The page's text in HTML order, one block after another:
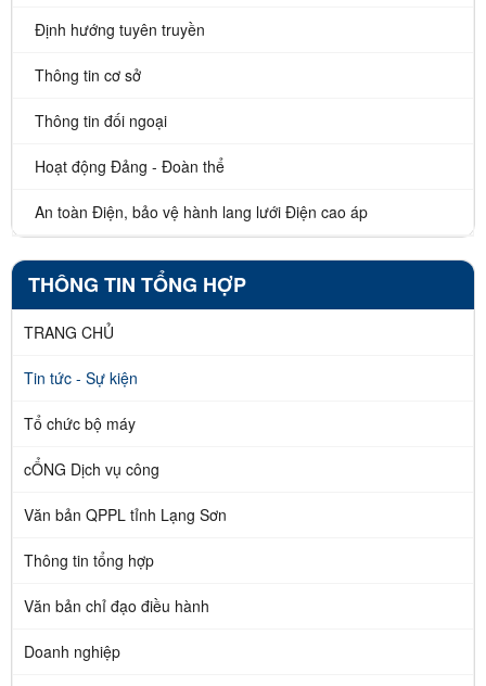
Định hướng tuyên truyền
Thông tin cơ sở
Thông tin đối ngoại
Hoạt động Đảng - Đoàn thể
An toàn Điện, bảo vệ hành lang lưới Điện cao áp
THÔNG TIN TỔNG HỢP
TRANG CHỦ
Tin tức - Sự kiện
Tổ chức bộ máy
cỔNG Dịch vụ công
Văn bản QPPL tỉnh Lạng Sơn
Thông tin tổng hợp
Văn bản chỉ đạo điều hành
Doanh nghiệp